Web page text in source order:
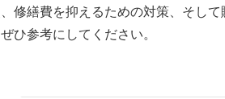
修繕費を抑えるための対策、そし
ひ参考にしてください。